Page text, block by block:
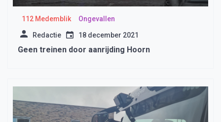
112 Medemblik Ongevallen
Redactie 18 december 2021
Geen treinen door aanrijding Hoorn